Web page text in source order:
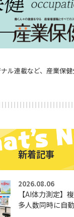
ル連載など、産業保
新着記事
2026.08.06
【AI体力測定】
多人数同時に自